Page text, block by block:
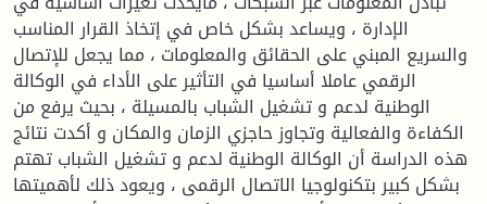
الإدارة ، ويساعد بشكل خاص في إتخاذ القرار المناسب
والسريع المبني على الحقائق والمعلومات ، مما يجعل للإتصال
الرقمي عاملا أساسيا في التأثير على الأداء في الوكالة
الوطنية لدعم و تشغيل الشباب بالمسيلة ، بحيث يرفع من
الكفاءة والفعالية وتجاوز حاجزي الزمان والمكان و أكدت نتائج
هذه الدراسة أن الوكالة الوطنية لدعم و تشغيل الشباب تهتم
بشكل كبير بتكنولوجيا الاتصال الرقمى ، ويعود ذلك لأهميتها